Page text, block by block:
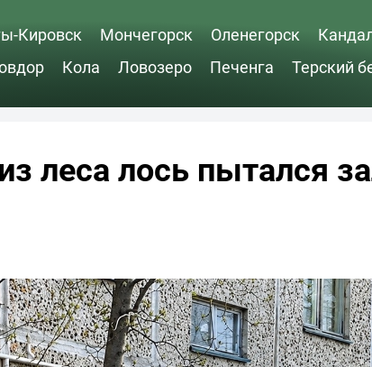
Кировск Мончегорск Оленегорск
Кола Ловозеро Печенга Терский
леса лось пытался